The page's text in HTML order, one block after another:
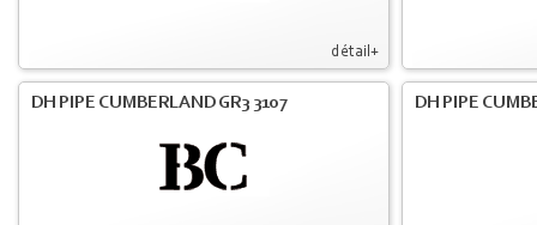
détail+
DH PIPE CUMBERLAND GR3 3107 DH PIPE